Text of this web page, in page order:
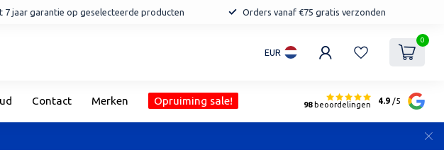
7 jaar garantie op geselecteerde producten Orders vanaf €75 gratis verzonden
EUR
0
Contact Merken Opruiming sale! 98beoordelingen 4.9 /5